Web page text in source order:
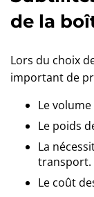
de la
Lors du choix
important de
Le
Le poids
La
transport.
Le coût